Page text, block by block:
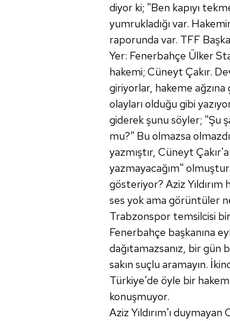
diyor ki; "Ben kapıyı
yumrukladığı var.
raporunda var. TFF
Yer: Fenerbahçe Ülker
hakemi; Cüneyt Çakır.
giriyorlar, hakeme ağzına
olayları olduğu gibi
giderek şunu söyler; "Şu
mu?" Bu olmazsa
yazmıştır, Cüneyt
yazmayacağım"
gösteriyor? Aziz Yıldırım
ses yok ama görüntüler
Trabzonspor temsilcisi bir
Fenerbahçe başkanına
dağıtamazsanız, bir gün
sakın suçlu aramayın.
Türkiye'de öyle bir
konuşmuyor.
Aziz Yıldırım'ı